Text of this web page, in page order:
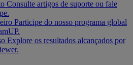
Consulte artigos de suporte ou fale
Participe do nosso programa global
Explore os resultados alcançados por